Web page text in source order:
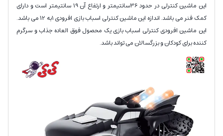
این ماشین کنترلی در حدود 36سانتیمتر و ارتفاع آن 19 سانتیمتر است و دارای
کمک فنر می باشد. اندازه این ماشین کنترلی اسباب بازی افرودی 1به 12 می باشد.
این ماشین افرودی کنترلی اسباب بازی یک محصول فوق العاده جذاب و سرگرم
کننده برای کودکان و بزرگسالان می تواند باشد.